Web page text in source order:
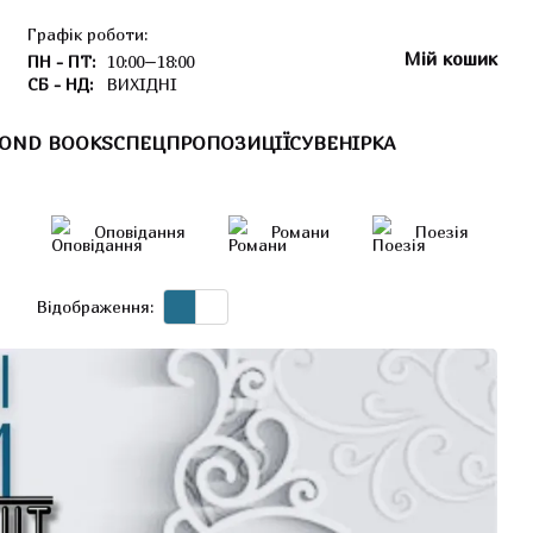
Графік роботи:
ПН - ПТ: 10:00–18:00
СБ - НД:
ВИХІДНІ
Мій кошик
BOOKSСПЕЦПРОПОЗИЦІЇСУВЕНІРКА
Оповідання Романи Поезія
Відображення: